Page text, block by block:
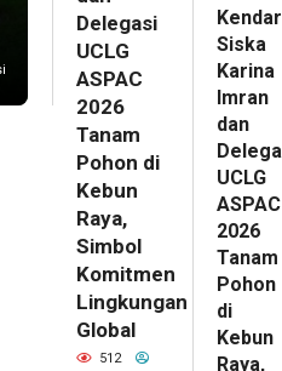
Delegasi
UCLG
ASPAC
2026
Tanam
Pohon di
Kebun
Raya,
Simbol
Komitmen
Lingkungan
Global
512
Siska
Karina
Imran
dan
UCLG
ASPAC
2026
Tanam
Pohon
di
Kebun
Raya,